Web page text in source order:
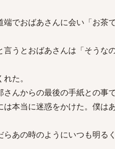
でおばあさんに会い「お茶
うとおばあさんは「そうな
た。
んからの最後の手紙との事
は本当に迷惑をかけた。僕は
あの時のようにいつも明る